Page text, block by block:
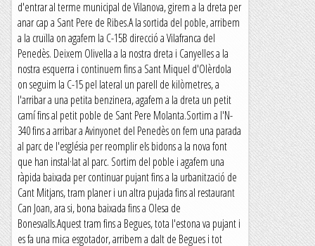
d'entrar al terme municipal de Vilanova, girem a la dreta per
anar cap a Sant Pere de Ribes.A la sortida del poble, arribem
a la cruïlla on agafem la C-15B direcció a Vilafranca del
Penedès. Deixem Olivella a la nostra dreta i Canyelles a la
nostra esquerra i continuem fins a Sant Miquel d'Olèrdola
on seguim la C-15 pel lateral un parell de kilòmetres, a
l'arribar a una petita benzinera, agafem a la dreta un petit
camí fins al petit poble de Sant Pere Molanta.Sortim a l'N-
340 fins a arribar a Avinyonet del Penedès on fem una parada
al parc de l'església per reomplir els bidons a la nova font
que han instal·lat al parc. Sortim del poble i agafem una
ràpida baixada per continuar pujant fins a la urbanització de
Cant Mitjans, tram planer i un altra pujada fins al restaurant
Can Joan, ara si, bona baixada fins a Olesa de
Bonesvalls.Aquest tram fins a Begues, tota l'estona va pujant i
es fa una mica esgotador, arribem a dalt de Begues i tot